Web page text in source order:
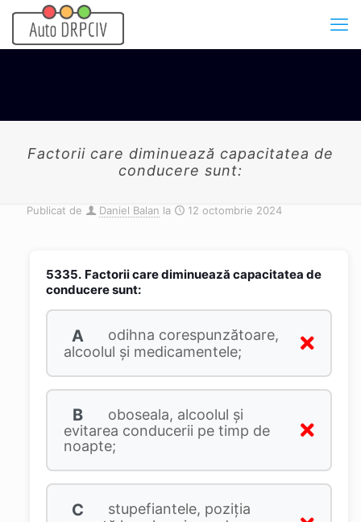
Factorii care diminuează capacitatea de
conducere sunt:
Publicat de Daniel Balan la 12 octombrie 2024
5335. Factorii care diminuează capacitatea de
conducere sunt:
A
odihna corespunzătoare,
alcoolul şi medicamentele;
B
oboseala, alcoolul și
evitarea conducerii pe timp de
noapte;
C
stupefiantele, poziția